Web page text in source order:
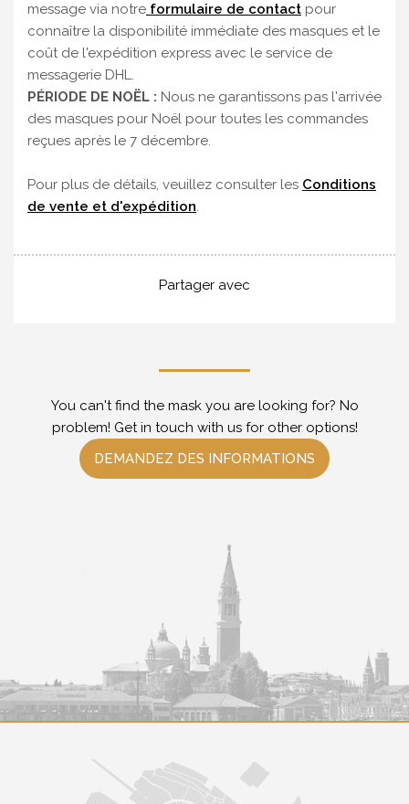
message via notre formulaire de contact pour
connaître la disponibilité immédiate des masques et le
coût de l'expédition express avec le service de
messagerie DHL.
PÉRIODE DE NOËL : Nous ne garantissons pas l'arrivée
des masques pour Noël pour toutes les commandes
reçues après le 7 décembre.
Pour plus de détails, veuillez consulter les Conditions
de vente et d'expédition.
Partager avec
You can't find the mask you are looking for? No
problem! Get in touch with us for other options!
DEMANDEZ DES INFORMATIONS